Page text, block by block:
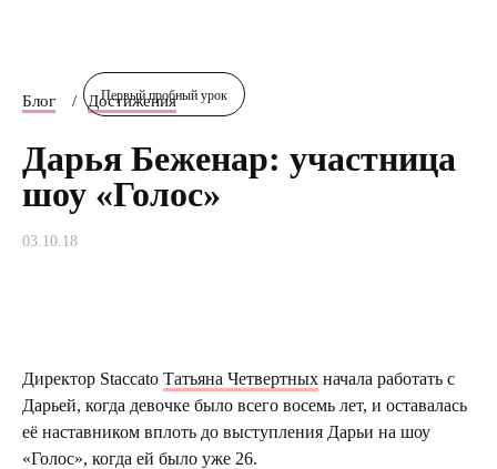
Первый пробный урок
Блог Достижения
Дарья Беженар: участница
шоу «Голос»
03.10.18
Директор Staccato Татьяна Четвертных начала работать с
Дарьей, когда девочке было всего восемь лет, и оставалась
её наставником вплоть до выступления Дарьи на шоу
«Голос», когда ей было уже 26.